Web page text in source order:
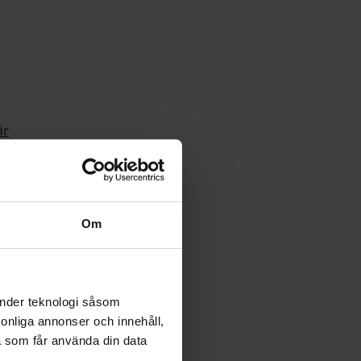
Om
teknologi såsom
annonser och innehåll,
får använda din data
vi
tävla inom